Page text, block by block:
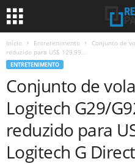
Início Entretenimento
Conjunto de
reduzido para US$ 129,99...
ENTRETENIMENTO
Conjunto de
Logitech G29/
reduzido para
Logitech G Direct